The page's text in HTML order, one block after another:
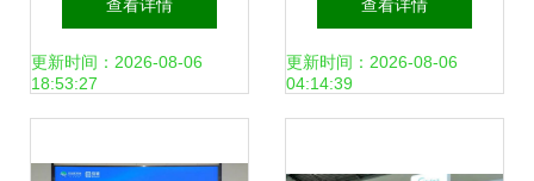
如何引领创变之道
查看详情
更新时间：2026-08-06
18:53:27
曲线”发展
查看详情
更新时间：2026-08-06
04:14:39